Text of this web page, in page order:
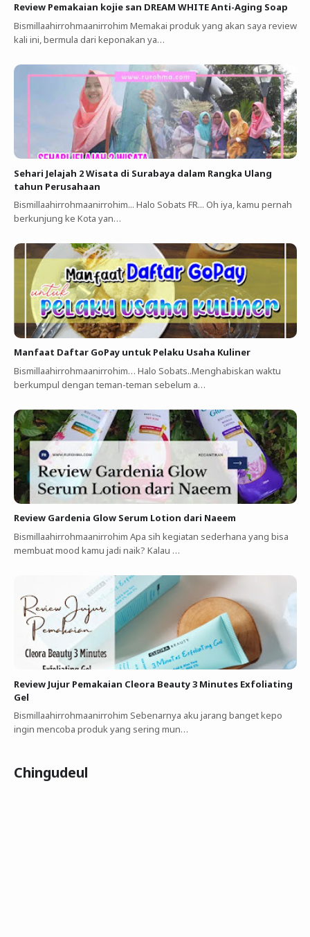
Review Pemakaian kojie san DREAM WHITE Anti-Aging Soap
Bismillaahirrohmaanirrohim Memakai produk yang akan saya review
kali ini, bermula dari keponakan ya…
Sehari Jelajah 2 Wisata di Surabaya dalam Rangka Ulang
tahun Perusahaan
Bismillaahirrohmaanirrohim... Halo Sobats FR... Oh iya, kamu pernah
berkunjung ke Kota yan…
Manfaat Daftar GoPay untuk Pelaku Usaha Kuliner ‎
Bismillaahirrohmaanirrohim…‎ Halo Sobats..Menghabiskan waktu
berkumpul dengan teman-teman sebelum a…
Review Gardenia Glow Serum Lotion dari Naeem
Bismillaahirrohmaanirrohim Apa sih kegiatan sederhana yang bisa
membuat mood kamu jadi naik? Kalau …
Review Jujur Pemakaian Cleora Beauty 3 Minutes Exfoliating
Gel
Bismillaahirrohmaanirrohim Sebenarnya aku jarang banget kepo
ingin mencoba produk yang sering mun…
Chingudeul